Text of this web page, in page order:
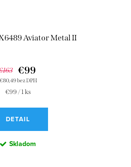
Aviator Metal II
€80,49 bez DPH
€99
Jednotková
€99 / 1 ks
DETAIL
Skladom